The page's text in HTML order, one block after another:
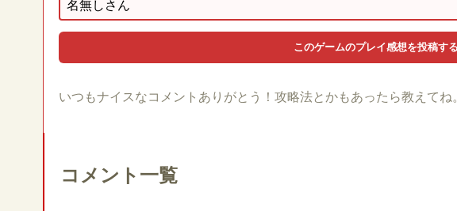
いつもナイスなコメントありがとう！攻略法とかもあったら教えてね。
コメント一覧